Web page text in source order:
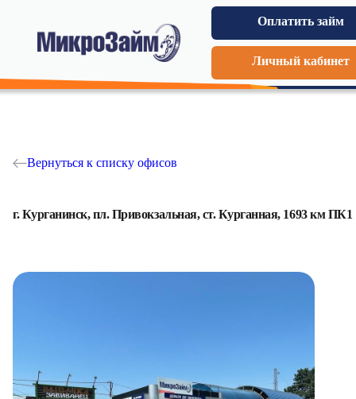
Оплатить займ
Личный кабинет
Вернуться к списку офисов
г. Курганинск, пл. Привокзальная, ст. Курганная, 1693 км ПК1